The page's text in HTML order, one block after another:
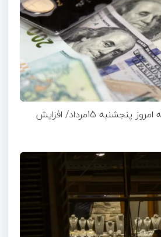
قیمت طلا، دلار و سکه امروز پنجشنبه 15مرداد/ افزایش